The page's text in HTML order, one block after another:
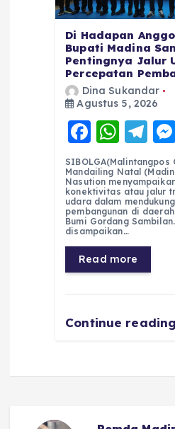
Di Hadapan
Bupati Madina
Pentingnya Jalur
Percepatan
Dina Sukandar
Agustus 5, 2026
F
a
c
e
b
o
o
k
W
h
a
ts
A
p
p
T
el
e
g
r
a
m
SIBOLGA(Malintangpos
Mandailing Natal
Nasution
konektivitas atau jalur
udara dalam
pembangunan di
Bumi Gordang
disampaikan…
Read more
Continue reading